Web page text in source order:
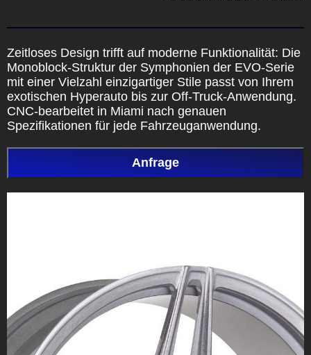
Zeitloses Design trifft auf moderne Funktionalität: Die
Monoblock-Struktur der Symphonien der EVO-Serie
mit einer Vielzahl einzigartiger Stile passt von Ihrem
exotischen Hyperauto bis zur Off-Truck-Anwendung.
CNC-bearbeitet in Miami nach genauen
Spezifikationen für jede Fahrzeuganwendung.
Anfrage